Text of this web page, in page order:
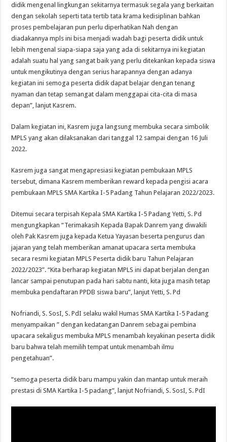
didik mengenal lingkungan sekitarnya termasuk segala yang berkaitan
dengan sekolah seperti tata tertib tata krama kedisiplinan bahkan
proses pembelajaran pun perlu diperhatikan Nah dengan
diadakannya mpls ini bisa menjadi wadah bagi peserta didik untuk
lebih mengenal siapa-siapa saja yang ada di sekitarnya ini kegiatan
adalah suatu hal yang sangat baik yang perlu ditekankan kepada siswa
untuk mengikutinya dengan serius harapannya dengan adanya
kegiatan ini semoga peserta didik dapat belajar dengan tenang
nyaman dan tetap semangat dalam menggapai cita-cita di masa
depan”, lanjut Kasrem.
Dalam kegiatan ini, Kasrem juga langsung membuka secara simbolik
MPLS yang akan dilaksanakan dari tanggal 12 sampai dengan 16 Juli
2022.
Kasrem juga sangat mengapresiasi kegiatan pembukaan MPLS
tersebut, dimana Kasrem memberikan reward kepada pengisi acara
pembukaan MPLS SMA Kartika I-5 Padang Tahun Pelajaran 2022/2023.
Ditemui secara terpisah Kepala SMA Kartika I-5 Padang Yetti, S. Pd
mengungkapkan “Terimakasih Kepada Bapak Danrem yang diwakili
oleh Pak Kasrem juga kepada Ketua Yayasan beserta pengurus dan
jajaran yang telah memberikan amanat upacara serta membuka
secara resmi kegiatan MPLS Peserta didik baru Tahun Pelajaran
2022/2023”. “Kita berharap kegiatan MPLS ini dapat berjalan dengan
lancar sampai penutupan pada hari sabtu nanti, kita juga masih tetap
membuka pendaftaran PPDB siswa baru”, lanjut Yetti, S. Pd
Nofriandi, S. SosI, S. PdI selaku wakil Humas SMA Kartika I-5 Padang
menyampaikan ” dengan kedatangan Danrem sebagai pembina
upacara sekaligus membuka MPLS menambah keyakinan peserta didik
baru bahwa telah memilih tempat untuk menambah ilmu
pengetahuan”.
“semoga peserta didik baru mampu yakin dan mantap untuk meraih
prestasi di SMA Kartika I-5 padang”, lanjut Nofriandi, S. SosI, S. PdI